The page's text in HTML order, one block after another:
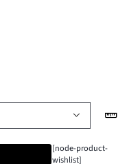
[node-product-
wishlist]